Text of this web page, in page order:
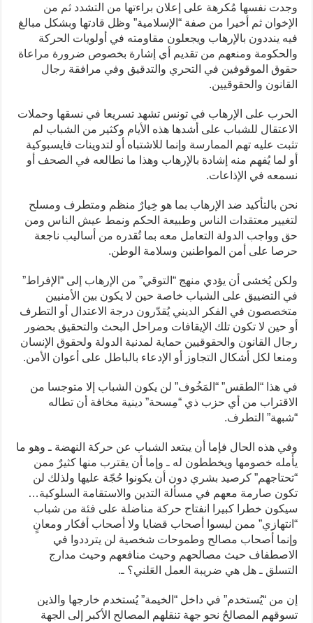
وجدت نفسها مُكرهة على إعلان براءتها من التشدد ثم من
الإخوان ثم أخيرا من صفة “الإسلامية” وظل قادتها وبشكل مبالغ
فيه ينددون بالإرهاب ويجعلون مقاومته في أولويات الحركة
والحكومة ومنعهم من تقديم أي إشارة بخصوص ضرورة مراعاة
حقوق الموقوفين في التحري والتدقيق وفي مرافقة رجال
القانون والحقوقيين.
الحرب على الإرهاب في تونس تشهد تسريعا في نسقها وحملات
الاعتقال للشباب على أشدها هذه الأيام وكثير من الشباب لم
تثبت عليه تهم الممارسة وإنما للاشتباه أو لتدوينات فايسبوكية
أو لما يُفهم منه إشادة بالإرهاب وهذا ما نطالعه في الصحف أو
نسمعه في الإذاعات.
نحن بالتأكيد ضد الإرهاب بما هو خِيارٌ منظم ومتطرف ومسلح
لتغيير معتقدات الناس وطبيعة الحكم ونمط عيش الناس ومن
حق وواجب الدولة التعامل معه بما تُقدره من أساليب ناجعة
حرصا على أمن المواطنين وسلامة الوطن.
ولكن يُخشى أن يؤدي منهج “التوقي” من الإرهاب إلى “الإفراط”
في التضييق على الشباب خاصة حين لا يكون بين الأمنيين
متخصصون في الفكر الديني يُقدّرون درجة الاعتدال أو التطرف
أو حين لا تكون تلك الإيقافات ومراحل البحث والتحقيق بحضور
رجال القانون والحقوقيين حماية لمدنية الدولة ولحقوق الإنسان
ومنعا لكل أشكال التجاوز أو الإدعاء بالباطل على أعوان الأمن.
في هذا “الطقس” “المَخُوف” لن يكون الشباب إلا متوجسا من
الاقتراب من أي حزب ذي “مِسحة” دينية مخافة أن تطاله
“شبهة” التطرف.
وفي هذه الحال فإما أن يبتعد الشباب عن حركة النهضة ـ وهو ما
يأمله خصومها ويخططون له ـ وإما أن يقترب منها كثيرٌ ممن
“تحتاجهم” كرصيد بشري دون أن يكونوا حُجّة عليها ولذلك لن
تكون صارمة معهم في مسألة التدين والاستقامة السلوكية…
سيكون خطرا كبيرا انفتاح حركة مناضلة على فئة من شباب
“انتهازي” ممن ليسوا أصحاب قضايا ولا أصحاب أفكار ومعانٍ
وإنما أصحاب مصالح وطموحات شخصية لن يترددوا في
الاصطفاف حيث مصالحهم وحيث منافعهم وحيث مدارج
التسلق ـ هل هي ضريبة العمل العَلني؟ ـ.
إن من “يُستخدم” في داخل “الخيمة” يُستخدم خارجها والذين
تسوقهم المصالحُ نحو جهة تنقلهم المصالح الأكبر إلى الجهة